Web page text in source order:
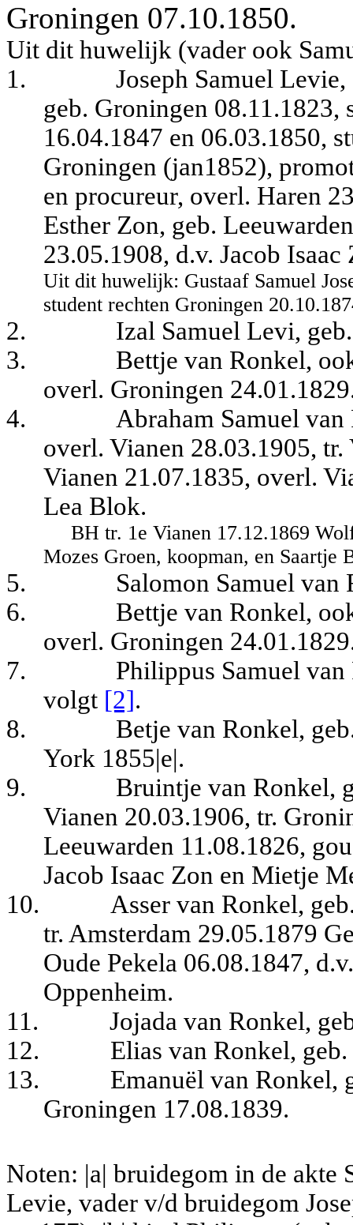
Groningen 07.10.1850.
Uit dit huwelijk (vader ook
1.
Joseph Samuel
geb. Groningen 08.11.1823,
16.04.1847 en 06.03.1850,
Groningen (jan1852),
en procureur, overl. Haren
Esther Zon, geb.
23.05.1908, d.v. Jacob
Uit dit huwelijk: Gustaaf Samuel
student rechten Groningen
2.
Izal Samuel Levi,
3.
Bettje van Ronkel,
overl. Groningen
4.
Abraham Samuel
overl. Vianen 28.03.1905,
Vianen 21.07.1835, overl.
Lea Blok.
BH tr. 1e Vianen 17.12.1869
Mozes Groen, koopman, en Saartje
5.
Salomon Samuel
6.
Bettje van Ronkel,
overl. Groningen
7.
Philippus Samuel
volgt [2].
8.
Betje van Ronkel,
York 1855|e|.
9.
Bruintje van Ronkel,
Vianen 20.03.1906, tr.
Leeuwarden 11.08.1826,
Jacob Isaac Zon en Mietje
10.
Asser van Ronkel,
tr. Amsterdam 29.05.1879
Oude Pekela 06.08.1847,
Oppenheim.
11.
Jojada van Ronkel,
12.
Elias van Ronkel,
13.
Emanuël van Ronkel,
Groningen 17.08.1839.
Noten: |a| bruidegom in de akte
Levie, vader v/d bruidegom